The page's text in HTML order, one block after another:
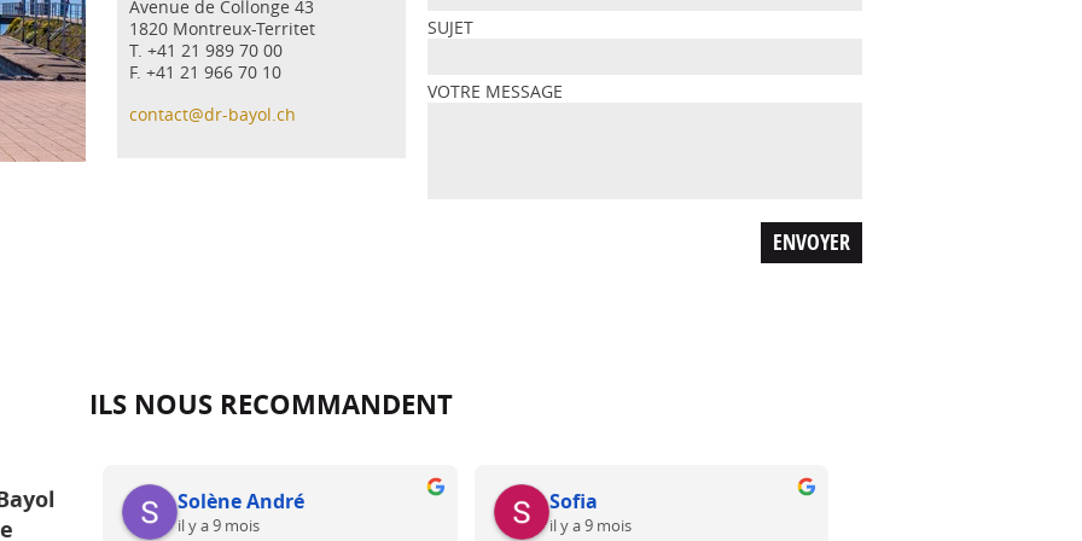
Avenue de Collonge 43
1820 Montreux-Territet
T. +41 21 989 70 00
F. +41 21 966 70 10
contact@dr-bayol.ch
SUJET
VOTRE MESSAGE
ILS NOUS RECOMMANDENT
Solène André
il y a 9 mois
Sofia
il y a 9 mois